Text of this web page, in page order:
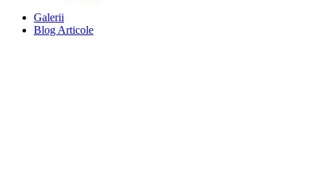
Galerii
Blog Articole